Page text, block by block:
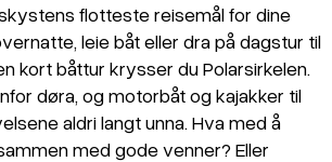
flotteste reisemål for dine
leie båt eller dra på dagstur til
kort båttur krysser du Polarsirkelen.
døra, og motorbåt og kajakker til
aldri langt unna. Hva med å
med gode venner? Eller